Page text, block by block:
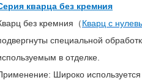
кварца без кремния
без кремния（Кварц с
специальной
в отделке.
Широко используется